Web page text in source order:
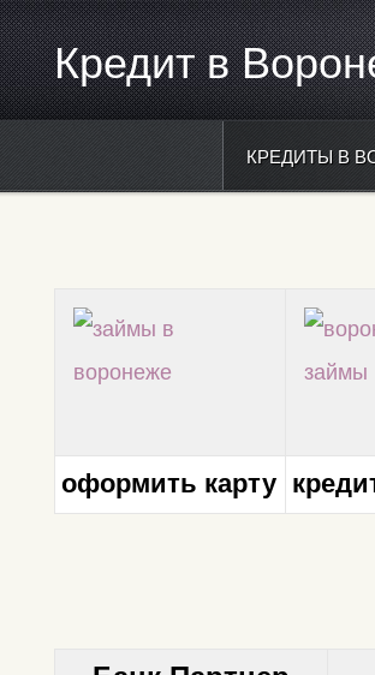
Кредит в
КРЕДИТЫ В
оформить карту